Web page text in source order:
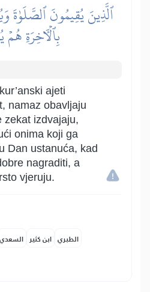
ٱلَّذِينَ يُقِيمُونَ ٱلصَّلَوٰةَ
بِٱلۡأٓخِرَةِ هُمۡ
ajeti
namaz obavljaju
zekat izdvajaju,
onima koji ga
Dan ustanuća, kad
nagraditi, a
vjeruju.
السعدي ابن كثير الطبري